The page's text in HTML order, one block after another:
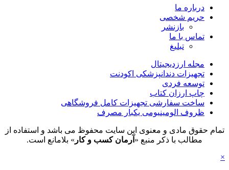
درباره ما
حریم شخصی
بازنشر
تماس با ما
تبلیغ
مجله ارزدیجیتال
تجهیزات دندانپزشکی اکودنت
توسعه فردی
چاپ ارزان کتاب
ساخت سفارشی تجهیزات کامل فروشگاهی
ظروف الومینیومی یکبار مصرف
تمام حقوق مادی و معنوی این سایت محفوظ می باشد و استفاده از
مطالب با ذکر منبع « آرمان کسب و کار » بلامانع است.
×